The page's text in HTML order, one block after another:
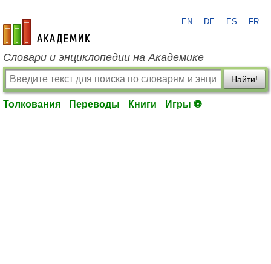
academic.ru
EN DE ES FR
Словари и энциклопедии на Академике
Найти!
Толкования Переводы Книги Игры ⚽